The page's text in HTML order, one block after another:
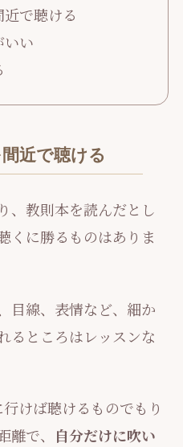
で聴ける
いい
近で聴ける
、教則本を読んだとし
くに勝るものはありま
目線、表情など、細か
るところはレッスンな
けば聴けるものでもり
で、
自分だけに吹い